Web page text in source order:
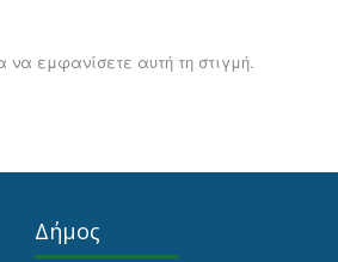
να εμφανίσετε αυτή τη στιγμή.
Δήμος